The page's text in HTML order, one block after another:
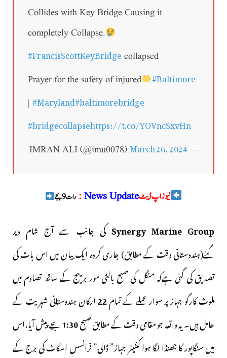
Collides with Key Bridge Causing it
completely Collapse.
#FrancisScottKeyBridge collapsed
Prayer for the safety of injured
#Baltimore
| #Maryland#baltimorebridge
#bridgecollapsehttps://t.co/YOVncSxvHn
— IMRAN ALI (@imu0078)
March 26, 2024
نیوز اپ ڈیٹNews Update
:رات 9 بجے
Synergy Marine Groupکی جانب سے آج شام دیر
گئے(ہندوستانی وقت کے مطابق) جاری کردہ ایک بیان میں اس بات کی
تصدیق کی گئی ہےکہ منگل کی صبح بالٹی مور برییج کے ساتھ تصادم میں
ملوث کارگو جہاز پر سوار عملے کے تمام22ارکان ہندوستانی شہریت کے
حامل ہیں۔ یہ واقعہ جو مقامی وقت کے مطابق صبح1:30بجے پیش آیا،اس
میں سنگاپور کا جھنڈا لگا ہوا کنٹینر جہاز” ڈالی” فرانسس اسکاٹ کی برج کے